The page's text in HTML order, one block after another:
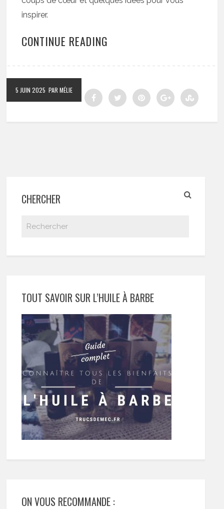
inspirer.
CONTINUE READING
5 JUIN 2025 PAR MÉLIE
CHERCHER
TOUT SAVOIR SUR L’HUILE À BARBE
ON VOUS RECOMMANDE :